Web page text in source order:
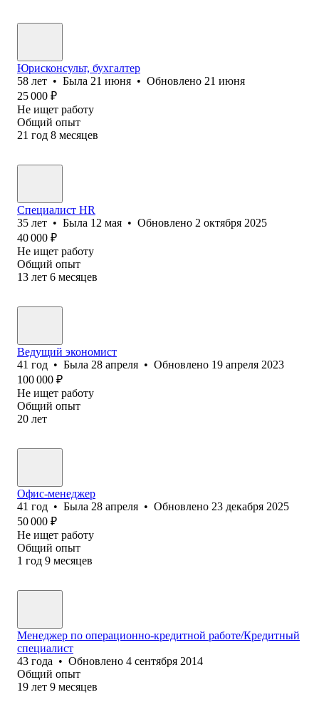
Юрисконсульт, бухгалтер
58 лет • Была 21 июня • Обновлено 21 июня
25 000 ₽
Не ищет работу
Общий опыт
21 год 8 месяцев
Специалист HR
35 лет • Была 12 мая • Обновлено 2 октября 2025
40 000 ₽
Не ищет работу
Общий опыт
13 лет 6 месяцев
Ведущий экономист
41 год • Была 28 апреля • Обновлено 19 апреля 2023
100 000 ₽
Не ищет работу
Общий опыт
20 лет
Офис-менеджер
41 год • Была 28 апреля • Обновлено 23 декабря 2025
50 000 ₽
Не ищет работу
Общий опыт
1 год 9 месяцев
Менеджер по операционно-кредитной работе/Кредитный
специалист
43 года • Обновлено 4 сентября 2014
Общий опыт
19 лет 9 месяцев